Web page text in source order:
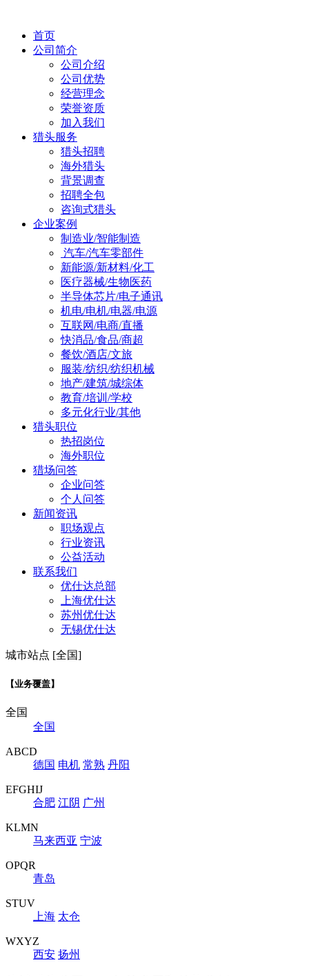
首页
公司简介
公司介绍
公司优势
经营理念
荣誉资质
加入我们
猎头服务
猎头招聘
海外猎头
背景调查
招聘全包
咨询式猎头
企业案例
制造业/智能制造
汽车/汽车零部件
新能源/新材料/化工
医疗器械/生物医药
半导体芯片/电子通讯
机电/电机/电器/电源
互联网/电商/直播
快消品/食品/商超
餐饮/酒店/文旅
服装/纺织/纺织机械
地产/建筑/城综体
教育/培训/学校
多元化行业/其他
猎头职位
热招岗位
海外职位
猎场问答
企业问答
个人问答
新闻资讯
职场观点
行业资讯
公益活动
联系我们
优仕达总部
上海优仕达
苏州优仕达
无锡优仕达
城市站点 [全国]
【业务覆盖】
全国
全国
ABCD
德国 电机 常熟 丹阳
EFGHIJ
合肥 江阴 广州
KLMN
马来西亚 宁波
OPQR
青岛
STUV
上海 太仓
WXYZ
西安 扬州